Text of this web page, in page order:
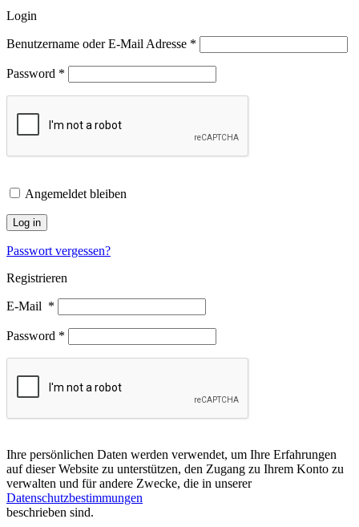
Login
Benutzername oder E-Mail Adresse *
Password *
Angemeldet bleiben
Log in
Passwort vergessen?
Registrieren
E-Mail *
Password *
Ihre persönlichen Daten werden verwendet, um Ihre Erfahrungen
auf dieser Website zu unterstützen, den Zugang zu Ihrem Konto zu
verwalten und für andere Zwecke, die in unserer
Datenschutzbestimmungen
beschrieben sind.